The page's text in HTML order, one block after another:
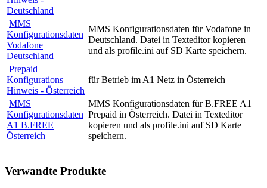
Deutschland
MMS
Konfigurationsdaten
Vodafone
Deutschland
MMS Konfigurationsdaten für Vodafone in
Deutschland. Datei in Texteditor kopieren
und als profile.ini auf SD Karte speichern.
Prepaid
Konfigurations
Hinweis - Österreich
für Betrieb im A1 Netz in Österreich
MMS
Konfigurationsdaten
A1 B.FREE
Österreich
MMS Konfigurationsdaten für B.FREE A1
Prepaid in Österreich. Datei in Texteditor
kopieren und als profile.ini auf SD Karte
speichern.
Verwandte Produkte